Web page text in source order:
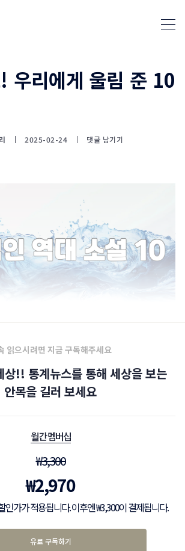
우리에게 울림 준 10
2025-02-24 댓글 남기기
읽으시려면 지금 구독해주세요
상!! 통계뉴스를 통해 세상을 보는
안목을 길러 보세요
월간 멤버십
₩3,300
₩2,970
인가가 적용됩니다. 이후엔 ₩3,300이 결제됩니다.
유료 구독하기